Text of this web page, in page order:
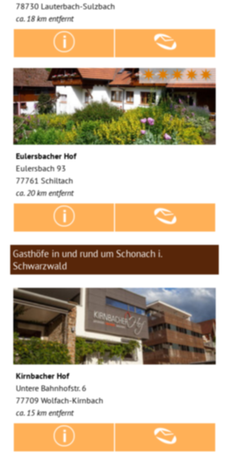
78730 Lauterbach-Sulzbach
ca. 18 km entfernt
✷✷✷✷✷
Eulersbacher Hof
Eulersbach 93
77761 Schiltach
ca. 20 km entfernt
Gasthöfe in und rund um Schonach i.
Schwarzwald
Kirnbacher Hof
Untere Bahnhofstr. 6
77709 Wolfach-Kirnbach
ca. 15 km entfernt